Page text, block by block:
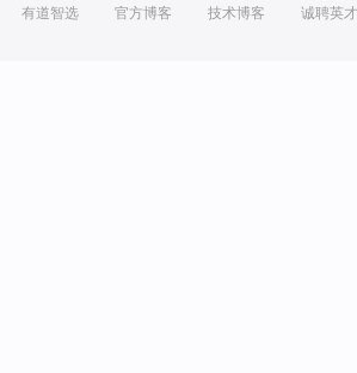
有道智选 官方博客 技术博客 诚聘英才